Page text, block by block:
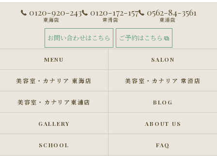
0120-920-243
東海店
0120-172-157
常滑店
0562-84-3561
東浦店
お問い合わせはこちら ご予約はこちら
MENU SALON
美容室・カナリア 東海店 美容室・カナリア 常滑店
美容室・カナリア東浦店 BLOG
GALLERY ABOUT US
SCHOOL FAQ